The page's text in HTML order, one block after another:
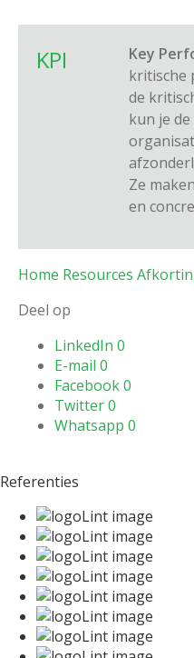
KPI Key
kritische
de
kun je
Ze
en
Home Resources
Deel op
LinkedIn 0
E-mail 0
Facebook0
Twitter0
Whatsapp 0
Referenties